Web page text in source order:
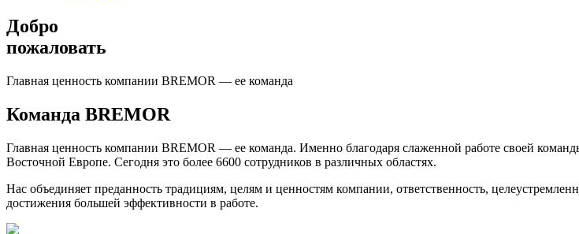
Добро
пожаловать
Главная ценность компании BREMOR — ее команда
Команда BREMOR
Главная ценность компании BREMOR — ее команда. Именно благодаря слаженной работе своей
Восточной Европе. Сегодня это более 6600 сотрудников в различных областях.
Нас объединяет преданность традициям, целям и ценностям компании, ответственность,
достижения большей эффективности в работе.